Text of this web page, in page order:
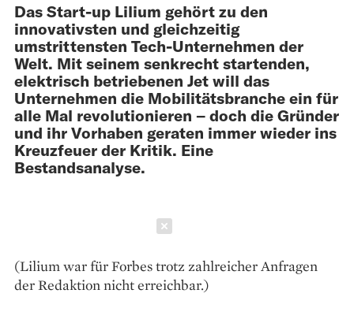
Das Start-up Lilium gehört zu den
innovativsten und gleichzeitig
umstrittensten Tech-Unternehmen der
Welt. Mit seinem senkrecht startenden,
elektrisch betriebenen Jet will das
Unternehmen die Mobilitätsbranche ein für
alle Mal revolutionieren – doch die Gründer
und ihr Vorhaben geraten immer wieder ins
Kreuzfeuer der Kritik. Eine
Bestandsanalyse.
(Lilium war für Forbes trotz zahlreicher Anfragen
der Redaktion nicht erreichbar.)